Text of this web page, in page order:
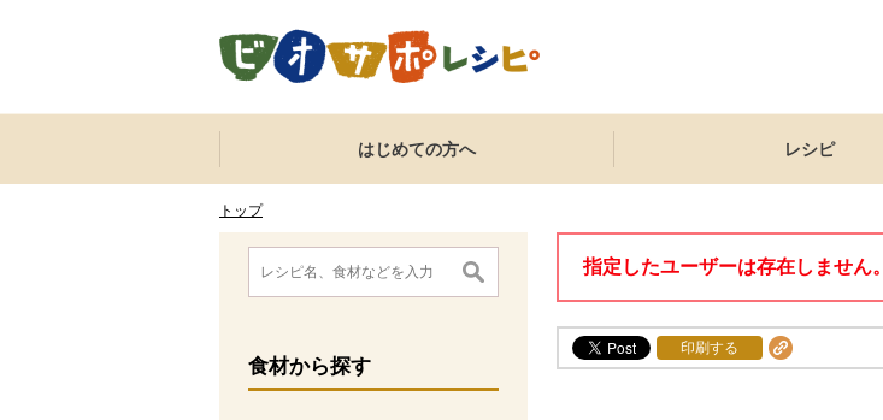
ここからサイト内共通メニューです。
サイト内共通メニューをスキップする
はじめての方へ レシピ
トップ
ここから消費材検索メニューです。
食材から探す
消費材検索メニューここまで。
ここから本文です。
指定したユーザーは存在しません。
印刷する